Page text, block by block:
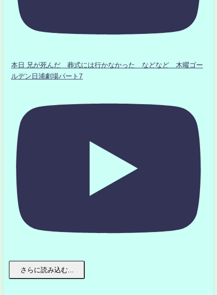
本日 兄が死んだ 葬式には行かなかった などなど 木曜ゴー
ルデン日浦劇場パート7
さらに読み込む...